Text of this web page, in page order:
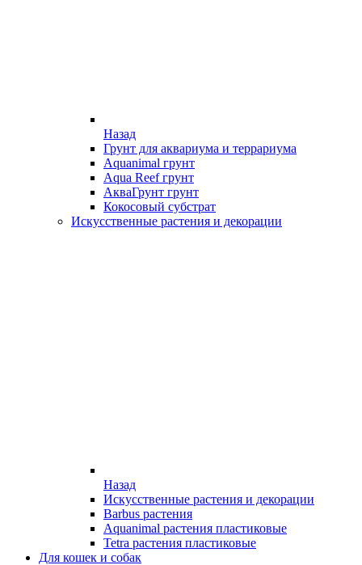
Назад
Грунт для аквариума и террариума
Aquanimal грунт
Aqua Reef грунт
АкваГрунт грунт
Кокосовый субстрат
Искусственные растения и декорации
Назад
Искусственные растения и декорации
Barbus растения
Aquanimal растения пластиковые
Tetra растения пластиковые
Для кошек и собак